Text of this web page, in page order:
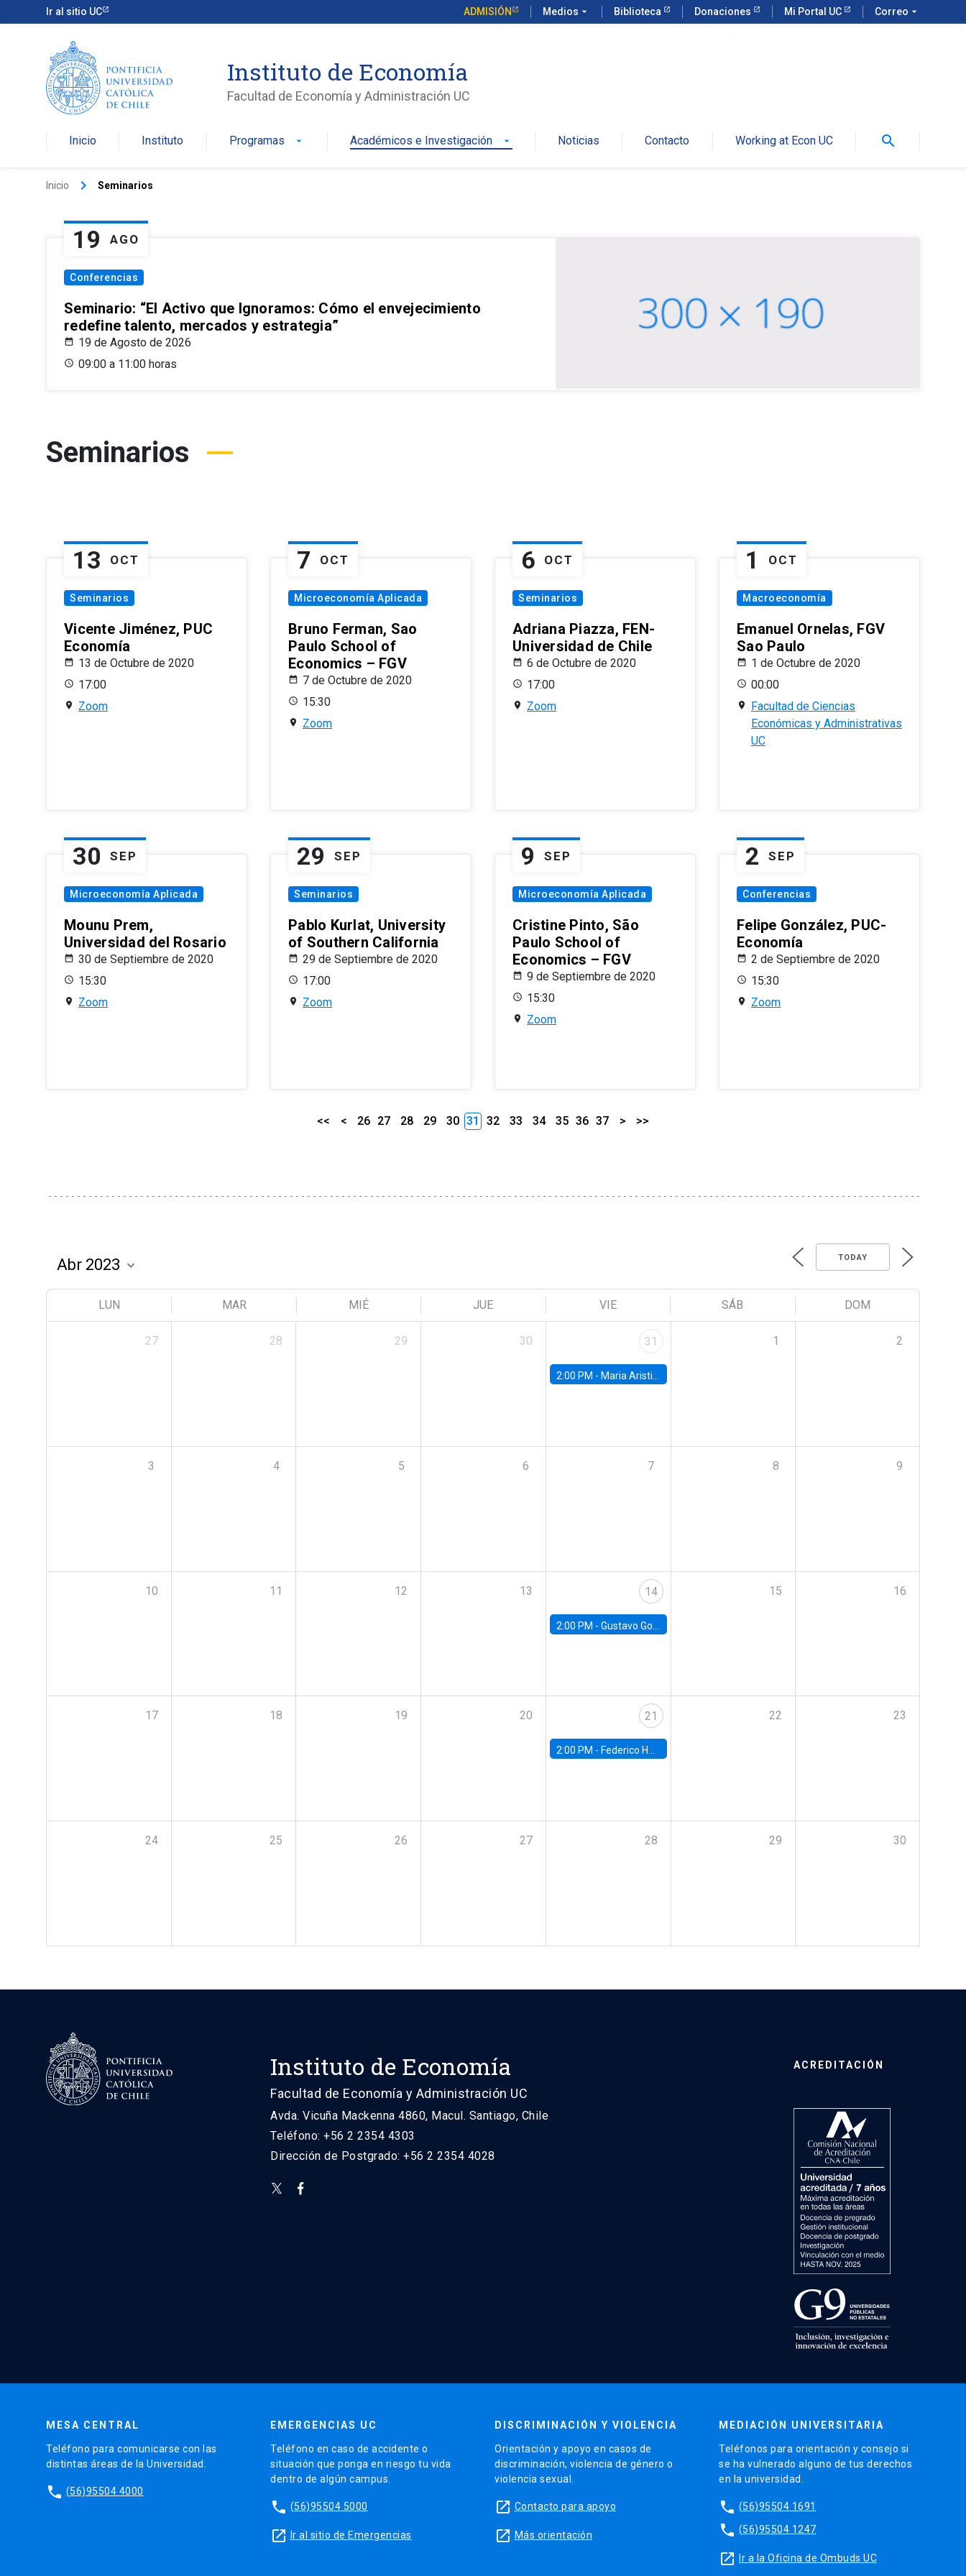
Ir al sitio UC ADMISIÓN Medios arrow_drop_down Biblioteca Donaciones Mi Portal UC Correo arrow_drop_down
Instituto de Economía
Facultad de Economía y Administración UC
Inicio Instituto Programas arrow_drop_down Académicos e Investigación arrow_drop_down Noticias Contacto Working at Econ UC search
Inicio keyboard_arrow_right Seminarios
19 AGO
Conferencias
Seminario: “El Activo que Ignoramos: Cómo el envejecimiento
redefine talento, mercados y estrategia”
19 de Agosto de 2026
09:00 a 11:00 horas
Seminarios
13 OCT
Seminarios
Vicente Jiménez, PUC
Economía
13 de Octubre de 2020
17:00
Zoom
7 OCT
Microeconomía Aplicada
Bruno Ferman, Sao
Paulo School of
Economics – FGV
7 de Octubre de 2020
15:30
Zoom
6 OCT
Seminarios
Adriana Piazza, FEN-
Universidad de Chile
6 de Octubre de 2020
17:00
Zoom
1 OCT
Macroeconomía
Emanuel Ornelas, FGV
Sao Paulo
1 de Octubre de 2020
00:00
Facultad de Ciencias
Económicas y Administrativas
UC
30 SEP
Microeconomía Aplicada
Mounu Prem,
Universidad del Rosario
30 de Septiembre de 2020
15:30
Zoom
29 SEP
Seminarios
Pablo Kurlat, University
of Southern California
29 de Septiembre de 2020
17:00
Zoom
9 SEP
Microeconomía Aplicada
Cristine Pinto, São
Paulo School of
Economics – FGV
9 de Septiembre de 2020
15:30
Zoom
2 SEP
Conferencias
Felipe González, PUC-
Economía
2 de Septiembre de 2020
15:30
Zoom
<< < 26 27 28 29 30 31 32 33 34 35 36 37 > >>
TODAY
LUN MAR MIÉ JUE VIE SÁB DOM
27 28 29 30 31
2:00 PM - Maria Aristizabal-Ramirez, FED Board
1 2
3 4 5 6 7 8 9
10 11 12 13 14
2:00 PM - Gustavo González - Banco Central de Chile
15 16
17 18 19 20 21
2:00 PM - Federico Huneeus - Banco Central de Chile
22 23
24 25 26 27 28 29 30
Instituto de Economía
Facultad de Economía y Administración UC
Avda. Vicuña Mackenna 4860, Macul. Santiago, Chile
Teléfono: +56 2 2354 4303
Dirección de Postgrado: +56 2 2354 4028
ACREDITACIÓN
MESA CENTRAL
Teléfono para comunicarse con las
distintas áreas de la Universidad.
phone (56)95504 4000
EMERGENCIAS UC
Teléfono en caso de accidente o
situación que ponga en riesgo tu vida
dentro de algún campus.
phone (56)95504 5000
launch Ir al sitio de Emergencias
DISCRIMINACIÓN Y VIOLENCIA
Orientación y apoyo en casos de
discriminación, violencia de género o
violencia sexual.
launch Contacto para apoyo
launch Más orientación
MEDIACIÓN UNIVERSITARIA
Teléfonos para orientación y consejo si
se ha vulnerado alguno de tus derechos
en la universidad.
phone (56)95504 1691
phone (56)95504 1247
launch Ir a la Oficina de Ombuds UC